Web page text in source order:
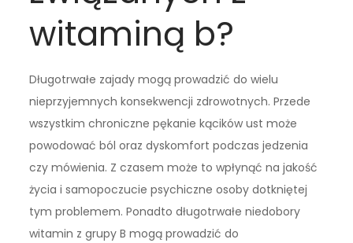
witaminą b?
Długotrwałe zajady mogą prowadzić do wielu
nieprzyjemnych konsekwencji zdrowotnych. Przede
wszystkim chroniczne pękanie kącików ust może
powodować ból oraz dyskomfort podczas jedzenia
czy mówienia. Z czasem może to wpłynąć na jakość
życia i samopoczucie psychiczne osoby dotkniętej
tym problemem. Ponadto długotrwałe niedobory
witamin z grupy B mogą prowadzić do